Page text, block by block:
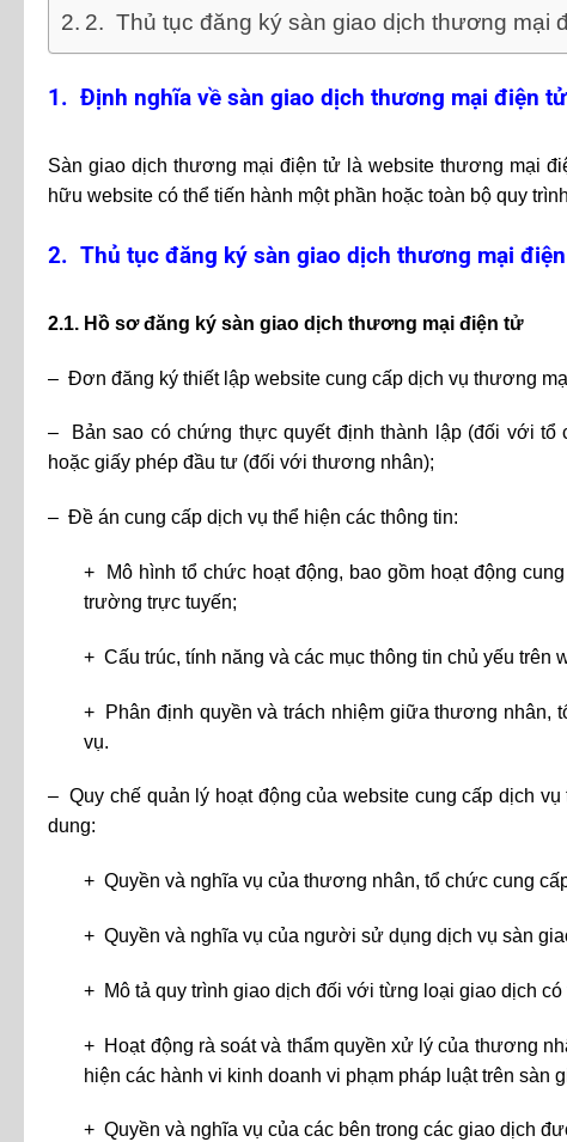
2. Thủ tục đăng ký sàn giao dịch thương mại
1. Định nghĩa về sàn giao dịch thương mại điện tử
Sàn giao dịch thương mại điện tử là website thương mại
hữu website có thể tiến hành một phần hoặc toàn bộ quy
2. Thủ tục đăng ký sàn giao dịch thương mại
2.1. Hồ sơ đăng ký sàn giao dịch thương mại điện tử
– Đơn đăng ký thiết lập website cung cấp dịch vụ thương
– Bản sao có chứng thực quyết định thành lập (đối với
hoặc giấy phép đầu tư (đối với thương nhân);
– Đề án cung cấp dịch vụ thể hiện các thông tin:
+ Mô hình tổ chức hoạt động, bao gồm hoạt động
trường trực tuyến;
+ Cấu trúc, tính năng và các mục thông tin chủ yếu trên
+ Phân định quyền và trách nhiệm giữa thương nhân,
vụ.
– Quy chế quản lý hoạt động của website cung cấp dịch
dung:
+ Quyền và nghĩa vụ của thương nhân, tổ chức cung
+ Quyền và nghĩa vụ của người sử dụng dịch vụ sàn
+ Mô tả quy trình giao dịch đối với từng loại giao dịch
+ Hoạt động rà soát và thẩm quyền xử lý của thương
hiện các hành vi kinh doanh vi phạm pháp luật trên sàn
+ Quyền và nghĩa vụ của các bên trong các giao dịch